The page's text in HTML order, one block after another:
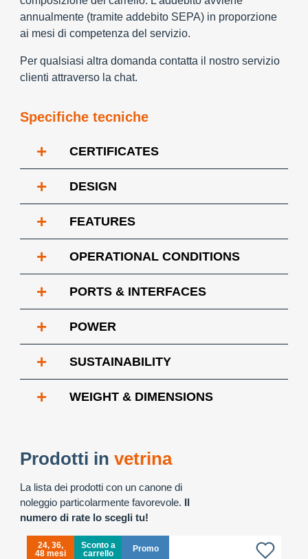
annualmente (tramite addebito SEPA) in proporzione
ai mesi di competenza del servizio.
Per qualsiasi altra domanda contatta il nostro servizio
clienti attraverso la chat.
Specifiche tecniche
+ CERTIFICATES
+ DESIGN
+ FEATURES
+ OPERATIONAL CONDITIONS
+ PORTS & INTERFACES
+ POWER
+ SUSTAINABILITY
+ WEIGHT & DIMENSIONS
Prodotti in vetrina
La lista dei prodotti con un canone di
noleggio particolarmente favorevole. Il
numero di rate lo scegli tu!
24, 36,
48 mesi
Sconto a
carrello
Promo